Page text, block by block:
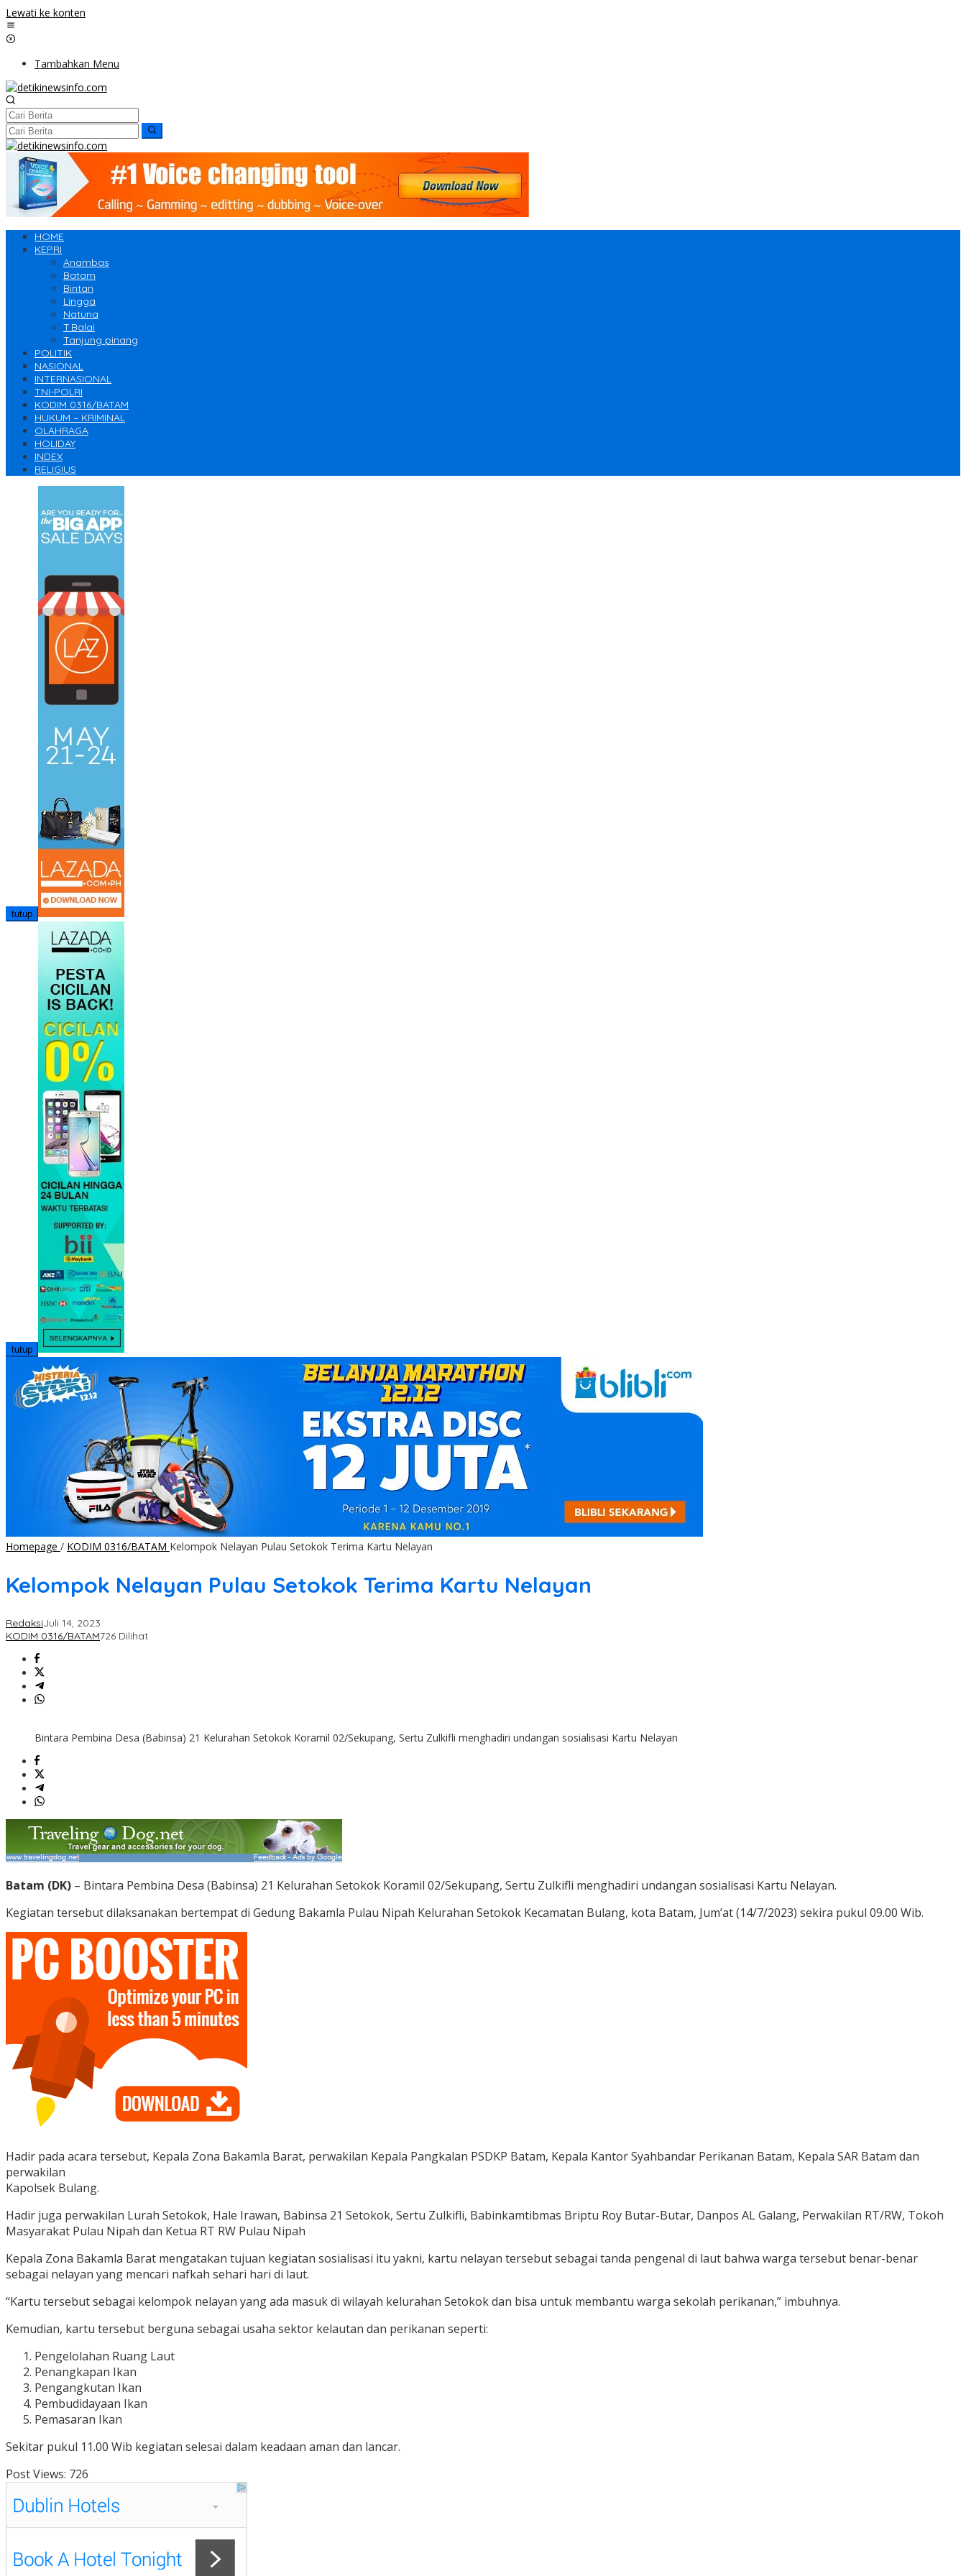
Lewati ke konten
Tambahkan Menu
HOME
KEPRI
Anambas
Batam
Bintan
Lingga
Natuna
T.Balai
Tanjung pinang
POLITIK
NASIONAL
INTERNASIONAL
TNI-POLRI
KODIM 0316/BATAM
HUKUM – KRIMINAL
OLAHRAGA
HOLIDAY
INDEX
RELIGIUS
tutup
tutup
Homepage / KODIM 0316/BATAM Kelompok Nelayan Pulau Setokok Terima Kartu Nelayan
Kelompok Nelayan Pulau Setokok Terima Kartu Nelayan
RedaksiJuli 14, 2023
KODIM 0316/BATAM726 Dilihat
Bintara Pembina Desa (Babinsa) 21 Kelurahan Setokok Koramil 02/Sekupang, Sertu Zulkifli menghadiri undangan sosialisasi Kartu Nelayan
Batam (DK) – Bintara Pembina Desa (Babinsa) 21 Kelurahan Setokok Koramil 02/Sekupang, Sertu Zulkifli menghadiri undangan sosialisasi Kartu Nelayan.
Kegiatan tersebut dilaksanakan bertempat di Gedung Bakamla Pulau Nipah Kelurahan Setokok Kecamatan Bulang, kota Batam, Jum’at (14/7/2023) sekira pukul 09.00 Wib.
Hadir pada acara tersebut, Kepala Zona Bakamla Barat, perwakilan Kepala Pangkalan PSDKP Batam, Kepala Kantor Syahbandar Perikanan Batam, Kepala SAR Batam dan
perwakilan
Kapolsek Bulang.
Hadir juga perwakilan Lurah Setokok, Hale Irawan, Babinsa 21 Setokok, Sertu Zulkifli, Babinkamtibmas Briptu Roy Butar-Butar, Danpos AL Galang, Perwakilan RT/RW, Tokoh
Masyarakat Pulau Nipah dan Ketua RT RW Pulau Nipah
Kepala Zona Bakamla Barat mengatakan tujuan kegiatan sosialisasi itu yakni, kartu nelayan tersebut sebagai tanda pengenal di laut bahwa warga tersebut benar-benar
sebagai nelayan yang mencari nafkah sehari hari di laut.
“Kartu tersebut sebagai kelompok nelayan yang ada masuk di wilayah kelurahan Setokok dan bisa untuk membantu warga sekolah perikanan,” imbuhnya.
Kemudian, kartu tersebut berguna sebagai usaha sektor kelautan dan perikanan seperti:
Pengelolahan Ruang Laut
Penangkapan Ikan
Pengangkutan Ikan
Pembudidayaan Ikan
Pemasaran Ikan
Sekitar pukul 11.00 Wib kegiatan selesai dalam keadaan aman dan lancar.
Post Views: 726